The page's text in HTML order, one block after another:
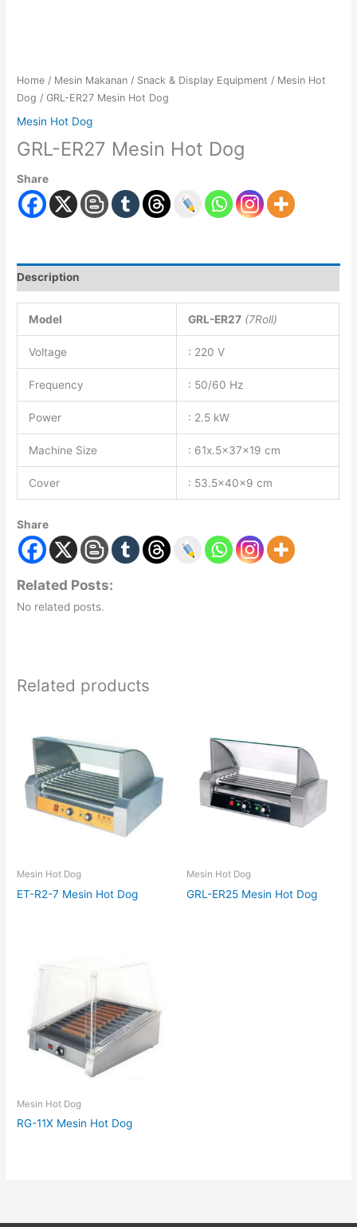
Home / Mesin Makanan / Snack & Display Equipment / Mesin Hot
Dog / GRL-ER27 Mesin Hot Dog
Mesin Hot Dog
GRL-ER27 Mesin Hot Dog
Share
Description
Model GRL-ER27 (7Roll)
Voltage : 220 V
Frequency : 50/60 Hz
Power : 2.5 kW
Machine Size : 61x.5x37x19 cm
Cover : 53.5x40x9 cm
Share
Related Posts:
No related posts.
Related products
Mesin Hot Dog
ET-R2-7 Mesin Hot Dog
Mesin Hot Dog
GRL-ER25 Mesin Hot Dog
Mesin Hot Dog
RG-11X Mesin Hot Dog